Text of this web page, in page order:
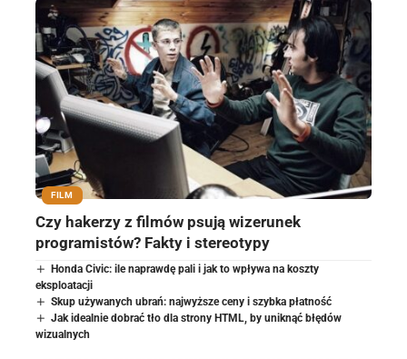
FILM
Czy hakerzy z filmów psują wizerunek
programistów? Fakty i stereotypy
Honda Civic: ile naprawdę pali i jak to wpływa na koszty
eksploatacji
Skup używanych ubrań: najwyższe ceny i szybka płatność
Jak idealnie dobrać tło dla strony HTML, by uniknąć błędów
wizualnych